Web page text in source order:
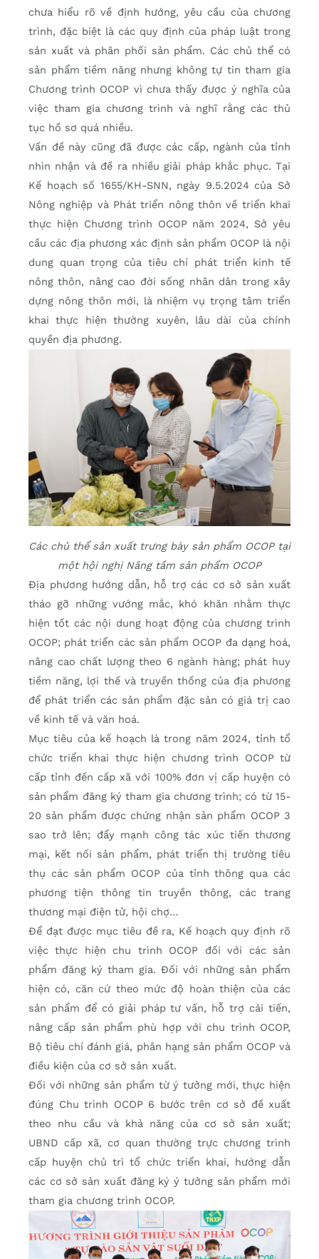
chưa hiểu rõ về định hướng, yêu cầu của chương
trình, đặc biệt là các quy định của pháp luật trong
sản xuất và phân phối sản phẩm. Các chủ thể có
sản phẩm tiềm năng nhưng không tự tin tham gia
Chương trình OCOP vì chưa thấy được ý nghĩa của
việc tham gia chương trình và nghĩ rằng các thủ
tục hồ sơ quá nhiều.
Vấn đề này cũng đã được các cấp, ngành của tỉnh
nhìn nhận và đề ra nhiều giải pháp khắc phục. Tại
Kế hoạch số 1655/KH-SNN, ngày 9.5.2024 của Sở
Nông nghiệp và Phát triển nông thôn về triển khai
thực hiện Chương trình OCOP năm 2024, Sở yêu
cầu các địa phương xác định sản phẩm OCOP là nội
dung quan trọng của tiêu chí phát triển kinh tế
nông thôn, nâng cao đời sống nhân dân trong xây
dựng nông thôn mới, là nhiệm vụ trọng tâm triển
khai thực hiện thường xuyên, lâu dài của chính
quyền địa phương.
Các chủ thể sản xuất trưng bày sản phẩm OCOP tại
một hội nghị Nâng tầm sản phẩm OCOP
Địa phương hướng dẫn, hỗ trợ các cơ sở sản xuất
tháo gỡ những vướng mắc, khó khăn nhằm thực
hiện tốt các nội dung hoạt động của chương trình
OCOP; phát triển các sản phẩm OCOP đa dạng hoá,
nâng cao chất lượng theo 6 ngành hàng; phát huy
tiềm năng, lợi thế và truyền thống của địa phương
để phát triển các sản phẩm đặc sản có giá trị cao
về kinh tế và văn hoá.
Mục tiêu của kế hoạch là trong năm 2024, tỉnh tổ
chức triển khai thực hiện chương trình OCOP từ
cấp tỉnh đến cấp xã với 100% đơn vị cấp huyện có
sản phẩm đăng ký tham gia chương trình; có từ 15-
20 sản phẩm được chứng nhận sản phẩm OCOP 3
sao trở lên; đẩy mạnh công tác xúc tiến thương
mại, kết nối sản phẩm, phát triển thị trường tiêu
thụ các sản phẩm OCOP của tỉnh thông qua các
phương tiện thông tin truyền thông, các trang
thương mại điện tử, hội chợ…
Để đạt được mục tiêu đề ra, Kế hoạch quy định rõ
việc thực hiện chu trình OCOP đối với các sản
phẩm đăng ký tham gia. Đối với những sản phẩm
hiện có, căn cứ theo mức độ hoàn thiện của các
sản phẩm để có giải pháp tư vấn, hỗ trợ cải tiến,
nâng cấp sản phẩm phù hợp với chu trình OCOP,
Bộ tiêu chí đánh giá, phân hạng sản phẩm OCOP và
điều kiện của cơ sở sản xuất.
Đối với những sản phẩm từ ý tưởng mới, thực hiện
đúng Chu trình OCOP 6 bước trên cơ sở đề xuất
theo nhu cầu và khả năng của cơ sở sản xuất;
UBND cấp xã, cơ quan thường trực chương trình
cấp huyện chủ trì tổ chức triển khai, hướng dẫn
các cơ sở sản xuất đăng ký ý tưởng sản phẩm mới
tham gia chương trình OCOP.